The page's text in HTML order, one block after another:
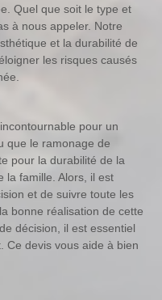
Quel que soit le type et
à nous appeler. Notre
et la durabilité de
les risques causés
pour un
que le ramonage de
pour la durabilité de la
la famille. Alors, il est
et de suivre toute les
bonne réalisation de cette
décision, il est essentiel
Ce devis vous aide à bien